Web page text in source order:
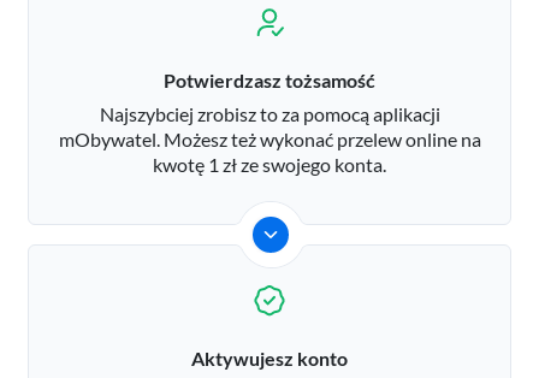
Potwierdzasz tożsamość
Najszybciej zrobisz to za pomocą aplikacji
mObywatel. Możesz też wykonać przelew online na
kwotę 1 zł ze swojego konta.
Aktywujesz konto